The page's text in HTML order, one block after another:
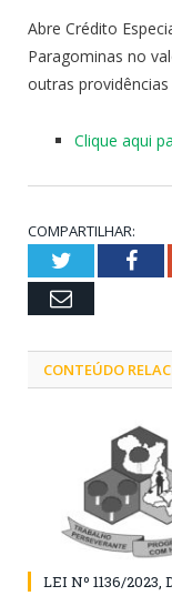
Abre Crédito
Paragominas no
outras providências
Clique aqui
COMPARTILHAR:
Twitter
Email
CONTEÚDO
LEI Nº 1136/2023,